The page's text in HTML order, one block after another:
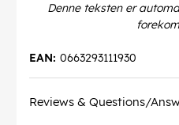
Denne teksten er
0663293111930
EAN:
Reviews & Questions/